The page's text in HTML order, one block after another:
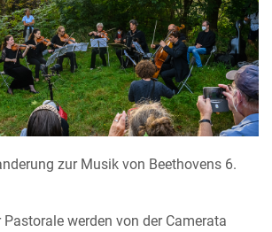
zur Musik von Beethovens 6.
werden von der Camerata